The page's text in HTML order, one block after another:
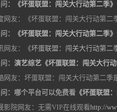
： 《坏蛋联盟：闯关大行动第二季》
网友：《坏蛋联盟：闯关大行动第二
：
《坏蛋联盟：闯关大行动第二季》
网友：
《坏蛋联盟：闯关大行动第二
： 演艺综艺《坏蛋联盟：闯关大行动
网友：坏蛋联盟：闯关大行动第二季
：哪个平台可以免费看 《坏蛋联盟
影院网友：无需VIP在线观看http://